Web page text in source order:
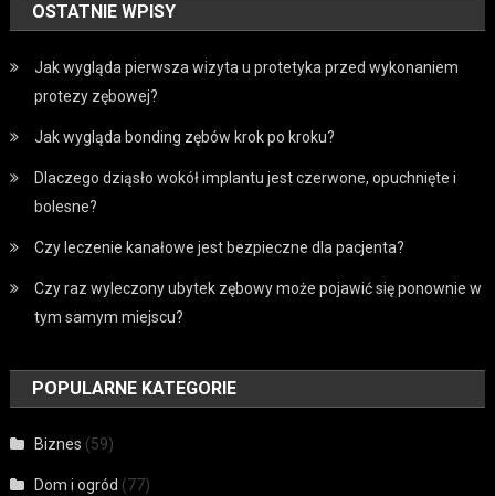
OSTATNIE WPISY
Jak wygląda pierwsza wizyta u protetyka przed wykonaniem
protezy zębowej?
Jak wygląda bonding zębów krok po kroku?
Dlaczego dziąsło wokół implantu jest czerwone, opuchnięte i
bolesne?
Czy leczenie kanałowe jest bezpieczne dla pacjenta?
Czy raz wyleczony ubytek zębowy może pojawić się ponownie w
tym samym miejscu?
POPULARNE KATEGORIE
Biznes (59)
Dom i ogród (77)